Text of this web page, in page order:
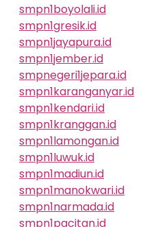
smpn1boyolali.id
smpn1gresik.id
smpn1jayapura.id
smpn1jember.id
smpnegeri1jepara.id
smpn1karanganyar.id
smpn1kendari.id
smpn1kranggan.id
smpn1lamongan.id
smpn1luwuk.id
smpn1madiun.id
smpn1manokwari.id
smpn1narmada.id
smpn1pacitan.id